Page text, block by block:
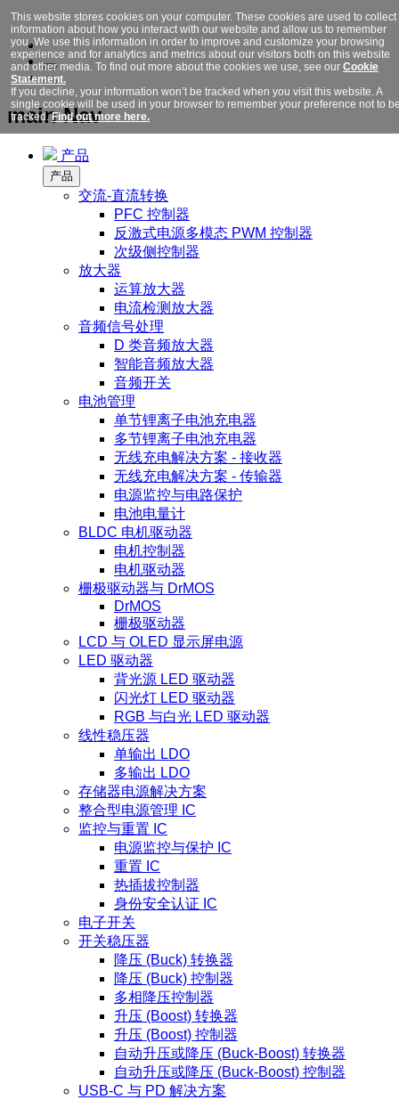
main Nav
产品
产品
交流-直流转换
PFC 控制器
反激式电源多模态 PWM 控制器
次级侧控制器
放大器
运算放大器
电流检测放大器
音频信号处理
D 类音频放大器
智能音频放大器
音频开关
电池管理
单节锂离子电池充电器
多节锂离子电池充电器
无线充电解决方案 - 接收器
无线充电解决方案 - 传输器
电源监控与电路保护
电池电量计
BLDC 电机驱动器
电机控制器
电机驱动器
栅极驱动器与 DrMOS
DrMOS
栅极驱动器
LCD 与 OLED 显示屏电源
LED 驱动器
背光源 LED 驱动器
闪光灯 LED 驱动器
RGB 与白光 LED 驱动器
线性稳压器
单输出 LDO
多输出 LDO
存储器电源解决方案
整合型电源管理 IC
监控与重置 IC
电源监控与保护 IC
重置 IC
热插拔控制器
身份安全认证 IC
电子开关
开关稳压器
降压 (Buck) 转换器
降压 (Buck) 控制器
多相降压控制器
升压 (Boost) 转换器
升压 (Boost) 控制器
自动升压或降压 (Buck-Boost) 转换器
自动升压或降压 (Buck-Boost) 控制器
USB-C 与 PD 解决方案
This website stores cookies on your computer. These cookies are used to collect
information about how you interact with our website and allow us to remember
you. We use this information in order to improve and customize your browsing
experience and for analytics and metrics about our visitors both on this website
and other media. To find out more about the cookies we use, see our Cookie
Statement.
If you decline, your information won’t be tracked when you visit this website. A
single cookie will be used in your browser to remember your preference not to
tracked. Find out more here.